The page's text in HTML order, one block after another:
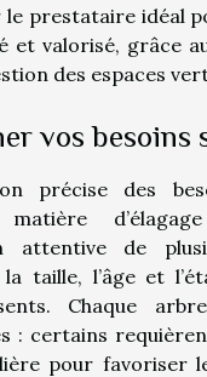
le prestataire idéal
et valorisé, grâce
des espaces
vos besoins
précise des
attentive de
taille, l’âge et
Chaque
: certains
pour favoriser